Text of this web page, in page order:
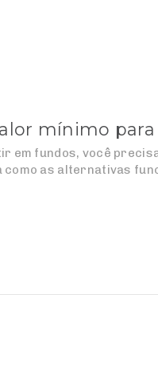
mínimo
em fundos, você
como as alternativas